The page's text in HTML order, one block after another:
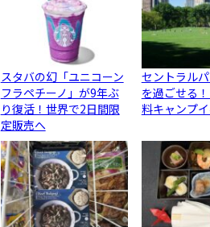
スタバの幻「ユニコーン
フラペチーノ」が9年ぶ
り復活！世界で2日間限
定販売へ
セントラル
を過ごせる
料キャンプ